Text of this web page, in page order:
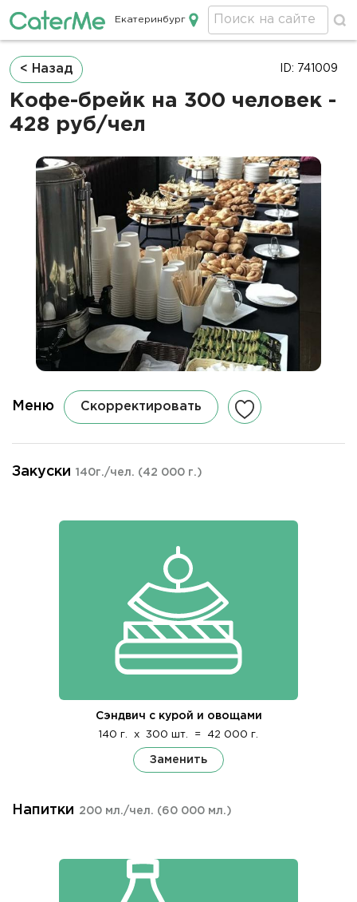
Кейтеринг в Екатеринбурге
Екатеринбург
Строка
навигации
< Назад
Кофе-брейк на 300 человек -
428 руб/чел
ID: 741009
Меню Скорректировать
Закуски 140г./чел. (42 000 г.)
Сэндвич с курой и овощами
140 г. x 300 шт. = 42 000 г.
Заменить
Напитки 200 мл./чел. (60 000 мл.)